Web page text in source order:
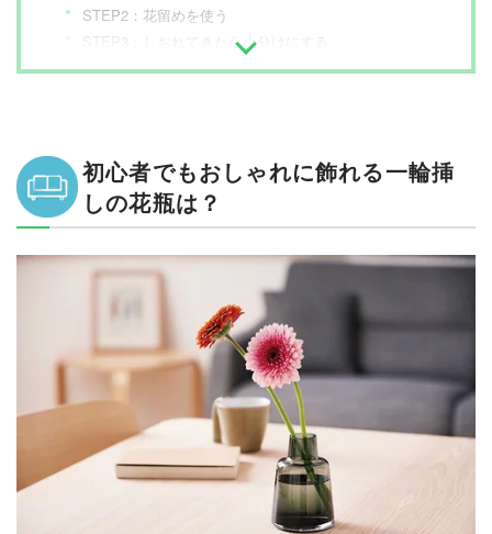
STEP2：花留めを使う
STEP3：しおれてきたら小分けにする
一輪挿しのおすすめ まとめ
初心者でもおしゃれに飾れる一輪挿
しの花瓶は？